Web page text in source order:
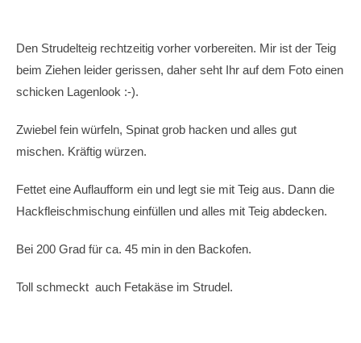
Den Strudelteig rechtzeitig vorher vorbereiten. Mir ist der Teig
beim Ziehen leider gerissen, daher seht Ihr auf dem Foto einen
schicken Lagenlook :-).
Zwiebel fein würfeln, Spinat grob hacken und alles gut
mischen. Kräftig würzen.
Fettet eine Auflaufform ein und legt sie mit Teig aus. Dann die
Hackfleischmischung einfüllen und alles mit Teig abdecken.
Bei 200 Grad für ca. 45 min in den Backofen.
Toll schmeckt auch Fetakäse im Strudel.